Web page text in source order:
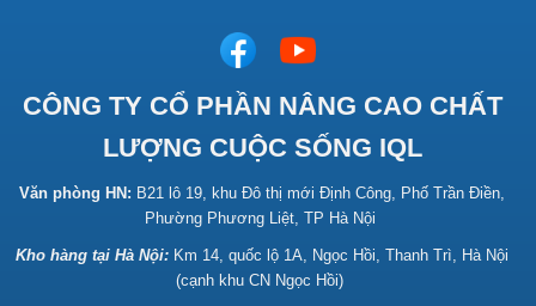
CÔNG TY CỔ PHẦN NÂNG CAO CHẤT
LƯỢNG CUỘC SỐNG IQL
Văn phòng HN: B21 lô 19, khu Đô thị mới Định Công, Phố Trần Điền,
Phường Phương Liệt, TP Hà Nội
Kho hàng tại Hà Nội: Km 14, quốc lộ 1A, Ngọc Hồi, Thanh Trì, Hà Nội
(cạnh khu CN Ngọc Hồi)